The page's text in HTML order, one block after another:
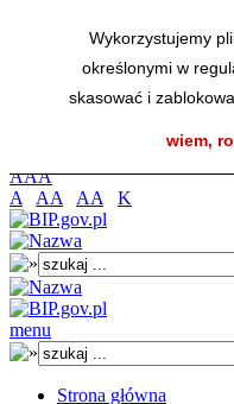
Wykorzystujemy
określonymi w
skasować i
wiem,
Przejdź do menu
Przejdź do menu
Przejdź do mapy strony
Przejdź do
AAA
A
AA AA K
menu
Strona główna